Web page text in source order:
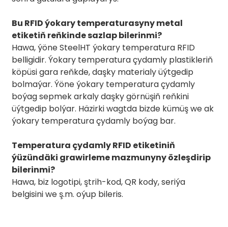
Bu RFID ýokary temperaturasyny metal
etiketiň reňkinde sazlap bilerinmi?
Hawa, ýöne SteelHT ýokary temperatura RFID
belligidir. Ýokary temperatura çydamly plastikleriň
köpüsi gara reňkde, daşky materialy üýtgedip
bolmaýar. Ýöne ýokary temperatura çydamly
boýag sepmek arkaly daşky görnüşiň reňkini
üýtgedip bolýar. Häzirki wagtda bizde kümüş we ak
ýokary temperatura çydamly boýag bar.
Temperatura çydamly RFID etiketiniň
ýüzündäki grawirleme mazmunyny özleşdirip
bilerinmi?
Hawa, biz logotipi, ştrih-kod, QR kody, seriýa
belgisini we ş.m. oýup bileris.